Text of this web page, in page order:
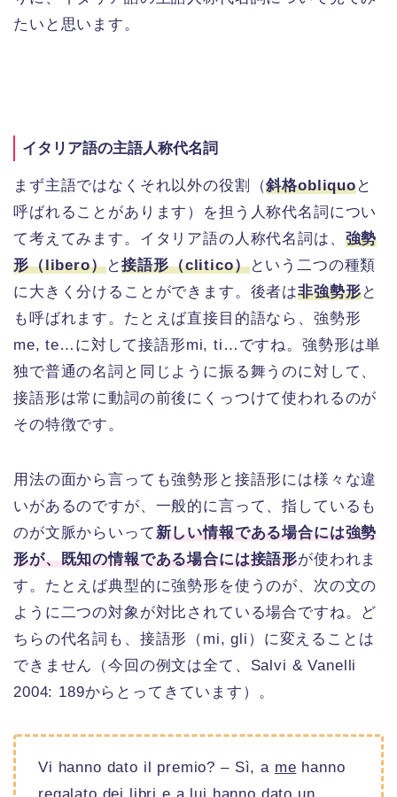
たいと思います。
イタリア語の主語人称代名詞
まず主語ではなくそれ以外の役割（斜格obliquoと
呼ばれることがあります）を担う人称代名詞につい
て考えてみます。イタリア語の人称代名詞は、 強勢
形（libero）と接語形（clitico）という二つの種類
に大きく分けることができます。後者は非強勢形と
も呼ばれます。たとえば直接目的語なら、強勢形
me, te…に対して接語形mi, ti…ですね。強勢形は単
独で普通の名詞と同じように振る舞うのに対して、
接語形は常に動詞の前後にくっつけて使われるのが
その特徴です。
用法の面から言っても強勢形と接語形には様々な違
いがあるのですが、一般的に言って、指しているも
のが文脈からいって新しい情報である場合には強勢
形が、既知の情報である場合には接語形が使われま
す。たとえば典型的に強勢形を使うのが、次の文の
ように二つの対象が対比されている場合ですね。ど
ちらの代名詞も、接語形（mi, gli）に変えることは
できません（今回の例文は全て、Salvi & Vanelli
2004: 189からとってきています）。
Vi hanno dato il premio? – Sì, a me hanno